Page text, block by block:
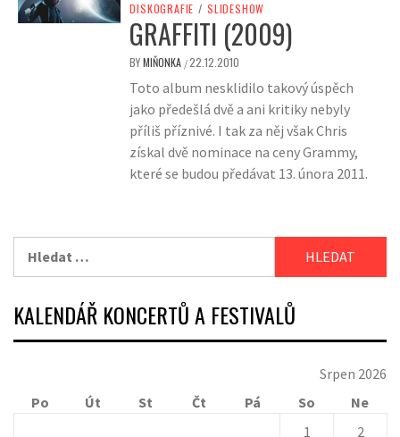
DISKOGRAFIE / SLIDESHOW
GRAFFITI (2009)
BYMIŇONKA /22.12.2010
Toto album nesklidilo takový úspěch
jako předešlá dvě a ani kritiky nebyly
příliš příznivé. I tak za něj však Chris
získal dvě nominace na ceny Grammy,
které se budou předávat 13. února 2011.
KALENDÁŘ KONCERTŮ A FESTIVALŮ
Srpen 2026
Po
Út St Čt Pá So
Ne
1
2